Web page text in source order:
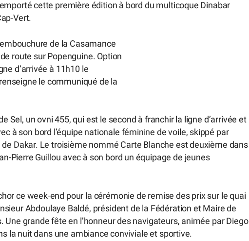
cette première édition à bord du multicoque Dinabar
Vert.
de la Casamance
route sur Popenguine. Option
d’arrivée à 11h10 le
le communiqué de la
Sel, un ovni 455, qui est le second à franchir la ligne d’arrivée et
à son bord l’équipe nationale féminine de voile, skippé par
Dakar. Le troisième nommé Carte Blanche est deuxième dans
Pierre Guillou avec à son bord un équipage de jeunes
ce week-end pour la cérémonie de remise des prix sur le quai
Abdoulaye Baldé, président de la Fédération et Maire de
grande fête en l’honneur des navigateurs, animée par Diego
la nuit dans une ambiance conviviale et sportive.